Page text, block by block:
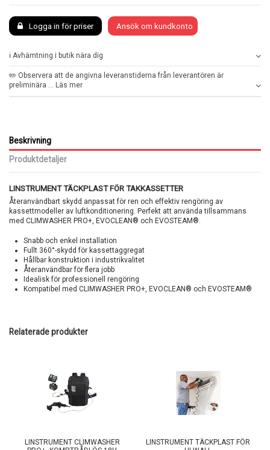
Logga in för priser Ansök om kundkonto
ℹ️ Avhämtning i butik nära dig
✏️ Observera att de angivna leveranstiderna från leverantören är
preliminära ... Läs mer
Beskrivning
Produktdetaljer
LINSTRUMENT TÄCKPLAST FÖR TAKKASSETTER
Återanvändbart skydd anpassat för ren och effektiv rengöring av
kassettmodeller av luftkonditionering. Perfekt att använda tillsammans
med CLIMWASHER PRO+, EVOCLEAN® och EVOSTEAM®.
Snabb och enkel installation
Fullt 360°-skydd för kassettaggregat
Hållbar konstruktion i industrikvalitet
Återanvändbar för flera jobb
Idealisk för professionell rengöring
Kompatibel med CLIMWASHER PRO+, EVOCLEAN® och EVOSTEAM®
Relaterade produkter
LINSTRUMENT CLIMWASHER
LINSTRUMENT TÄCKPLAST FÖR